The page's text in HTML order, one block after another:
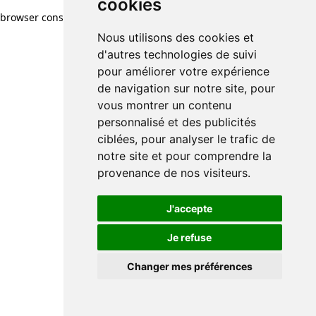
cookies
Nous utilisons des cookies et
d'autres technologies de suivi
pour améliorer votre expérience
de navigation sur notre site, pour
vous montrer un contenu
personnalisé et des publicités
ciblées, pour analyser le trafic de
notre site et pour comprendre la
provenance de nos visiteurs.
J'accepte
Je refuse
Changer mes préférences
cookies
Nous utilisons des cookies et
d'autres technologies de suivi
pour améliorer votre expérience
de navigation sur notre site, pour
vous montrer un contenu
personnalisé et des publicités
ciblées, pour analyser le trafic de
notre site et pour comprendre la
provenance de nos visiteurs.
J'accepte
Je refuse
Changer mes préférences
browser console for more information)